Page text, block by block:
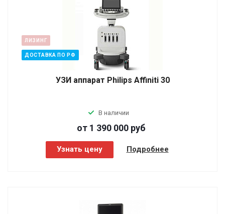
ЛИЗИНГ
ДОСТАВКА ПО РФ
УЗИ аппарат Philips Affiniti 30
В наличии
от 1 390 000 руб
Узнать цену Подробнее